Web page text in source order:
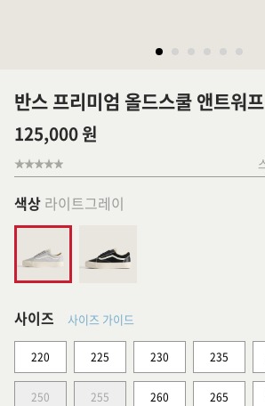
반스 프리미엄 올드스쿨 앤트워프
125,000 원
색상 라이트그레이
사이즈 사이즈 가이드
220 225 230 235
250 255 260 265